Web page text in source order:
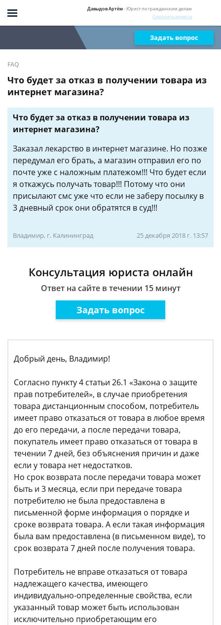
Давыдов Артём- Юрист по гражданским делам
Спросить юриста
Задать вопрос
FAQ
Что будет за отказ в получении товара из
интернет магазина?
Что будет за отказ в получении товара из
интернет магазина?
Заказал лекарство в интернет магазине. Но позже
передумал его брать, а магазин отправил его по
почте уже с наложным платежом!!! Что будет если
я откажусь получать товар!!! Потому что они
присылают смс уже что если не заберу посылку в
3 дневный срок они обратятся в суд!!!
Владимир, г. Калининград 25 декабря 2018 г. 13:57
Консультация юриста онлайн
Ответ на сайте в течении 15 минут
Задать вопрос
Добрый день, Владимир!
Согласно пункту 4 статьи 26.1 «Закона о защите
прав потребителей», в случае приобретения
товара дистанционным способом, потребитель
имеет право отказаться от товара в любое время
до его передачи, а после передачи товара,
покупатель имеет право отказаться от товара в
течении 7 дней, без объяснения причин и даже
если у товара нет недостатков.
Но срок возврата после передачи товара может
быть и 3 месяца, если при передаче товара
потребителю не была предоставлена в
письменной форме информация о порядке и
сроке возврата товара. А если такая информация
была вам предоставлена (в письменном виде), то
срок возврата 7 дней после получения товара.
Потребитель не вправе отказаться от товара
надлежащего качества, имеющего
индивидуально-определенные свойства, если
указанный товар может быть использован
исключительно приобретающим его